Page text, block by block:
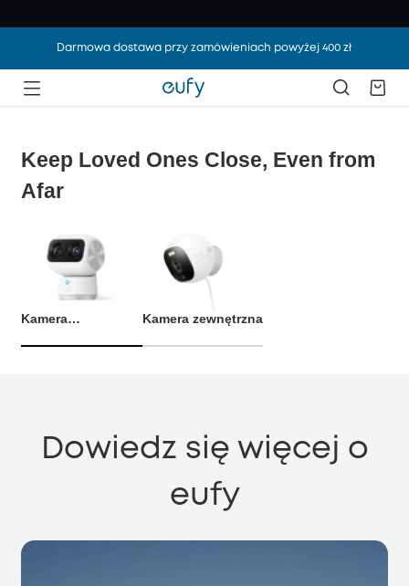
Darmowa dostawa przy zamówieniach powyżej 400 zł
Keep Loved Ones Close, Even from
Afar
Kamera
Kamera zewnętrzna
Dowiedz się więcej o
eufy